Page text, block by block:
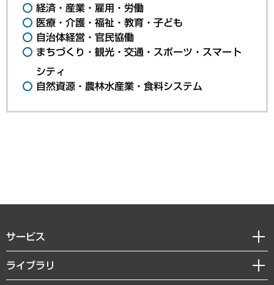
経済・産業・雇用・労働
医療・介護・福祉・教育・子ども
自治体経営・官民協働
まちづくり・観光・交通・スポーツ・スマート
シティ
自然資源・農林水産業・食料システム
サービス
経営戦略
組織・人事戦略
ライブラリ